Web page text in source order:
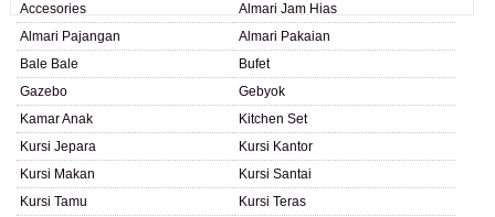
Accesories
Almari Jam Hias
Almari Pajangan
Almari Pakaian
Bale Bale
Bufet
Gazebo
Gebyok
Kamar Anak
Kitchen Set
Kursi Jepara
Kursi Kantor
Kursi Makan
Kursi Santai
Kursi Tamu
Kursi Teras